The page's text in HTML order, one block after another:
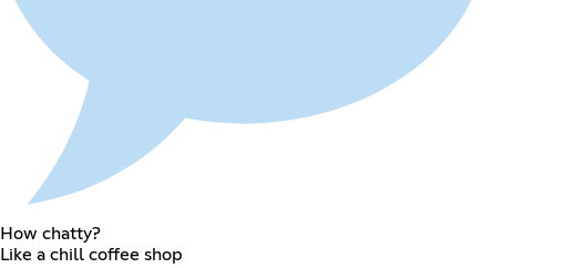
How chatty?
Like a chill coffee shop